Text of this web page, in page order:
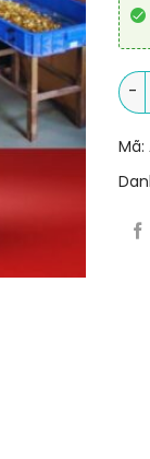
Sơn
Mã: